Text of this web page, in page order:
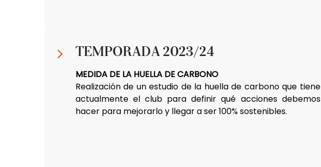
TEMPORADA 2023/24
MEDIDA DE LA HUELLA DE CARBONO
Realización de un estudio de la huella de carbono que tiene
actualmente el club para definir qué acciones debemos
hacer para mejorarlo y llegar a ser 100% sostenibles.